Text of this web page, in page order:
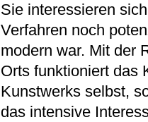
Sie interessieren
Verfahren noch
modern war. Mit der
Orts funktioniert das
Kunstwerks selbst,
das intensive